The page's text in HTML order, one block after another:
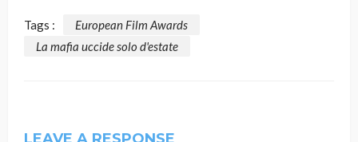
Tags :
European Film Awards
La mafia uccide solo d'estate